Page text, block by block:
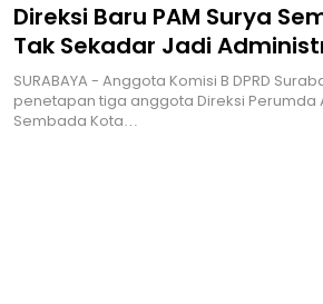
Direksi Baru PAM Surya
Tak Sekadar Jadi
‎SURABAYA - Anggota Komisi B DPRD
penetapan tiga anggota Direksi Perumda
Sembada Kota…